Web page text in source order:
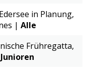
in Planung,
| Alle
Frühregatta,